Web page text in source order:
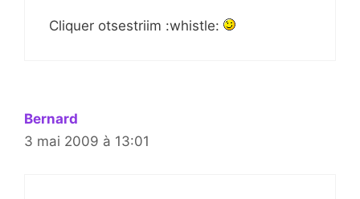
Cliquer otsestriim :whistle:
Bernard
3 mai 2009 à 13:01